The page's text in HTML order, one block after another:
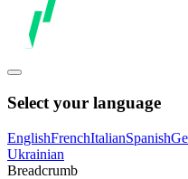
Select your language
EnglishFrenchItalianSpanish
Ukrainian
Breadcrumb